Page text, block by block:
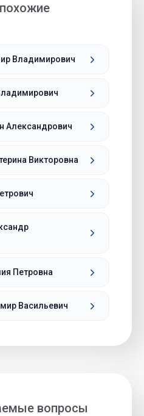
Владимирович
Александрович
Викторовна
Петровна
Васильевич
вопросы